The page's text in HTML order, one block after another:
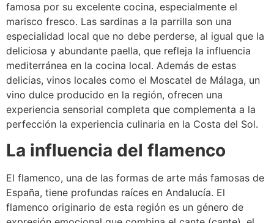
famosa por su excelente cocina, especialmente el
marisco fresco. Las sardinas a la parrilla son una
especialidad local que no debe perderse, al igual que la
deliciosa y abundante paella, que refleja la influencia
mediterránea en la cocina local. Además de estas
delicias, vinos locales como el Moscatel de Málaga, un
vino dulce producido en la región, ofrecen una
experiencia sensorial completa que complementa a la
perfección la experiencia culinaria en la Costa del Sol.
La influencia del flamenco
El flamenco, una de las formas de arte más famosas de
España, tiene profundas raíces en Andalucía. El
flamenco originario de esta región es un género de